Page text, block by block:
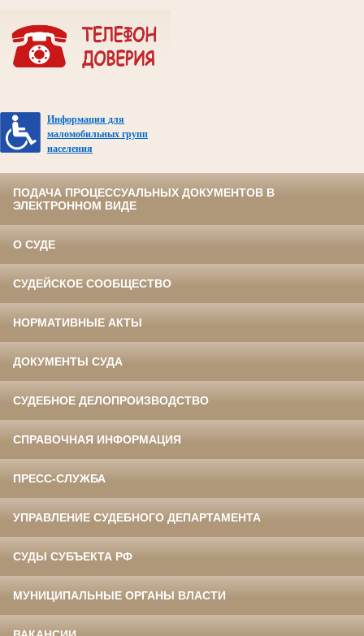
Информация для
маломобильных групп
населения
ПОДАЧА ПРОЦЕССУАЛЬНЫХ ДОКУМЕНТОВ В
ЭЛЕКТРОННОМ ВИДЕ
О СУДЕ
СУДЕЙСКОЕ СООБЩЕСТВО
НОРМАТИВНЫЕ АКТЫ
ДОКУМЕНТЫ СУДА
СУДЕБНОЕ ДЕЛОПРОИЗВОДСТВО
СПРАВОЧНАЯ ИНФОРМАЦИЯ
ПРЕСС-СЛУЖБА
УПРАВЛЕНИЕ СУДЕБНОГО ДЕПАРТАМЕНТА
СУДЫ СУБЪЕКТА РФ
МУНИЦИПАЛЬНЫЕ ОРГАНЫ ВЛАСТИ